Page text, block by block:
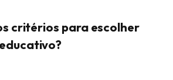
critérios para escolher